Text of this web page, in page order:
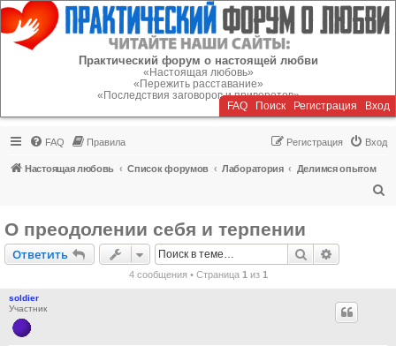
Регистрация
Практический форум о настоящей любви
«Настоящая любовь»
«Пережить расставание»
«Последствия заговоров и приворотов»
FAQ Поиск Регистрация Вход
FAQ Правила Вход
Регистрация
Настоящая любовь Список форумов Лаборатория
Делимся опытом
О преодолении себя и терпении
Ответить
Ответить Поиск
4 сообщения • Страница 1 из 1
soldier
Участник